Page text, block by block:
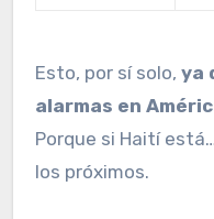
Esto, por sí solo, ya
alarmas en
Porque si Haití
los próximos.